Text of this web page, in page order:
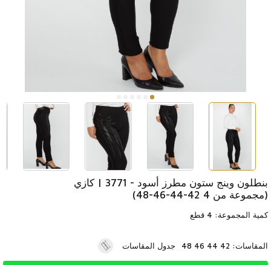
بنطلون وينج ستون مطرز أسود - 3771 | كازي
(مجموعة من 4 42-44-46-48)
كمية المجموعة: 4 قطع
المقاسات: 42 44 46 48 جدول المقاسات